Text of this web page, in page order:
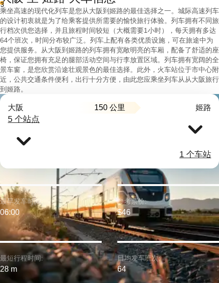
3
乘坐高速的现代化列车是您从大阪到姬路的最佳选择之一。城际高速列车
的设计初衷就是为了给乘客提供所需要的愉快旅行体验。列车拥有不同旅
行档次供您选择，并且旅程时间较短（大概需要1小时），每天拥有多达
64个班次，时间分布较广泛。列车上配有各类优质设施，可在旅途中为
您提供服务。从大阪到姬路的列车拥有宽敞明亮的车厢，配备了舒适的座
椅，保证您拥有充足的腿部活动空间与行李放置区域。列车拥有宽阔的全
景车窗，是您欣赏沿途壮观景色的最佳选择。此外，火车站位于市中心附
近，公共交通条件便利，出行十分方便，由此您应乘坐列车从从大阪旅行
到姬路。
大阪 150 公里 姬路
5 个站点
1 个车站
最短行程时间:
28 m
最早发车时间:
06:00
参考票价:
$46
日均发车班次:
64